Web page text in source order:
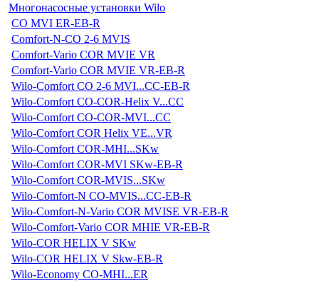
Многонасосные установки Wilo
CO MVI ER-EB-R
Comfort-N-CO 2-6 MVIS
Comfort-Vario COR MVIE VR
Comfort-Vario COR MVIE VR-EB-R
Wilo-Comfort CO 2-6 MVI...CC-EB-R
Wilo-Comfort CO-COR-Helix V...CC
Wilo-Comfort CO-COR-MVI...CC
Wilo-Comfort COR Helix VE...VR
Wilo-Comfort COR-MHI...SKw
Wilo-Comfort COR-MVI SKw-EB-R
Wilo-Comfort COR-MVIS...SKw
Wilo-Comfort-N CO-MVIS...CC-EB-R
Wilo-Comfort-N-Vario COR MVISE VR-EB-R
Wilo-Comfort-Vario COR MHIE VR-EB-R
Wilo-COR HELIX V SKw
Wilo-COR HELIX V Skw-EB-R
Wilo-Economy CO-MHI...ER